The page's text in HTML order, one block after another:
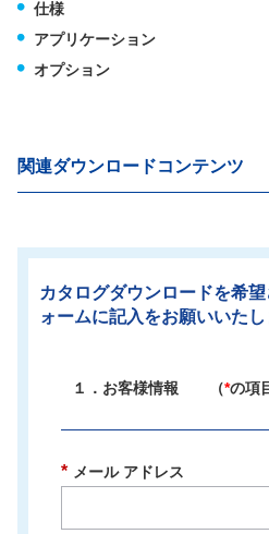
仕様
アプリケーション
オプション
関連ダウンロードコンテンツ
カタログダウンロードを希
ォームに記入をお願いいたし
１．お客様情報 （*の項
* メール アドレス